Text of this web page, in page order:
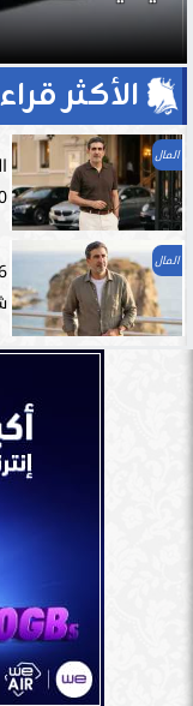
مصر...
الأكثر
المال
المال